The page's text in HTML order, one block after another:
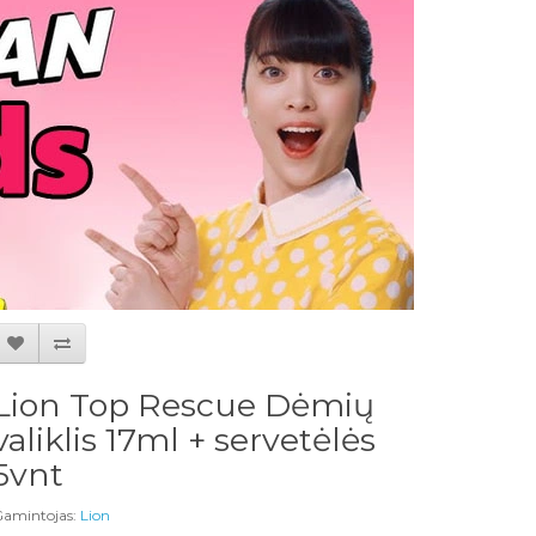
Top Rescue Dėmių
17ml + servetėlės
Lion